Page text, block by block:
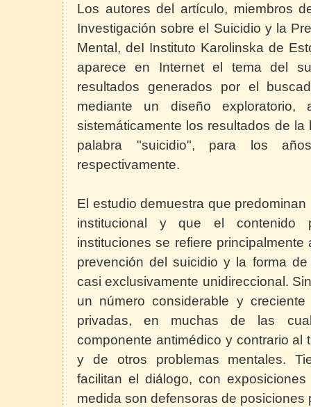
Los autores del artículo, miembros
Investigación sobre el Suicidio y la
Mental, deI Instituto Karolinska de
aparece en Internet el tema del
resultados generados por el
mediante un diseño exploratorio,
sistemáticamente los resultados de
palabra "suicidio", para los
respectivamente.
El estudio demuestra que
institucional y que el contenido
instituciones se refiere
prevención del suicidio y la forma
casi exclusivamente unidireccional.
un número considerable y
privadas, en muchas de las
componente antimédico y contrario al
y de otros problemas mentales.
facilitan el diálogo, con
medida son defensoras de posiciones